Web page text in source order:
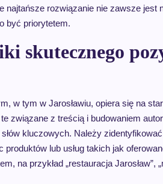
najtańsze rozwiązanie nie zawsze jest
być priorytetem.
skutecznego
w tym w Jarosławiu, opiera się na
związane z treścią i budowaniem
kluczowych. Należy
lub usług takich jak
na przykład „restauracja Jarosław”,